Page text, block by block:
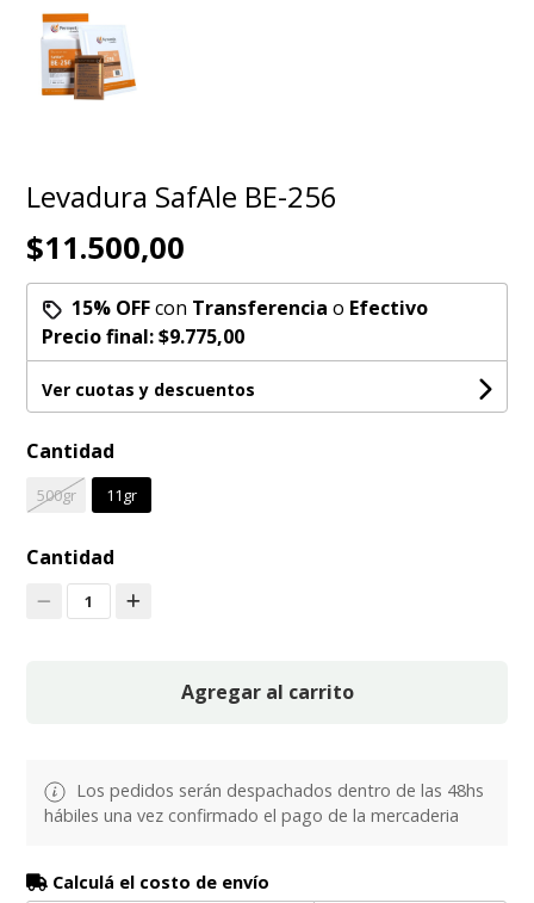
Levadura SafAle BE-256
$11.500,00
15% OFFcon Transferencia o Efectivo
Precio final:$9.775,00
Ver cuotas y descuentos
Cantidad
500gr 11gr
Cantidad
1
Agregar al carrito
Los pedidos serán despachados dentro de las 48hs
hábiles una vez confirmado el pago de la mercaderia
Calculá el costo de envío